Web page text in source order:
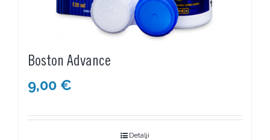
Boston Advance
9,00 €
Detalji